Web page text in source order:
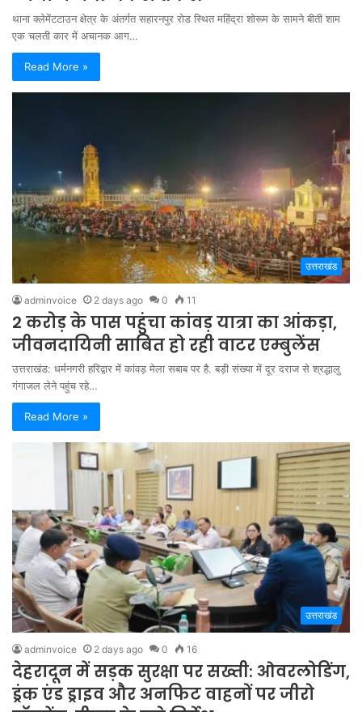
थाना क्लेमेंटटाउन क्षेत्र के अंतर्गत सहारनपुर रोड स्थित महिंद्रा शोरूम के सामने बीती शाम
एक चलती कार में अचानक आग…
Read More »
उत्तराखंड
adminvoice 2 days ago 0 11
2 करोड़ के पास पहुंचा कांवड़ यात्रा का आंकड़ा,
जीवनदायिनी साबित हो रही वाटर एम्बुलेंस
उत्तराखंड: धर्मनगरी हरिद्वार में कांवड़ मेला सबाब पर है. बड़ी संख्या में दूर दराज से श्रद्धालु
गंगाजल लेने पहुंच रहे…
Read More »
उत्तराखंड
adminvoice 2 days ago 0 16
देहरादून में सड़क सुरक्षा पर सख्ती: ओवरलोडिंग,
ड्रंक एंड ड्राइव और अनफिट वाहनों पर जीरो